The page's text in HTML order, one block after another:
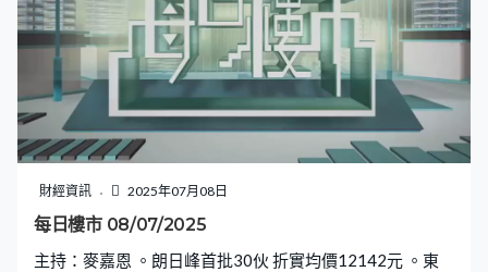
財經資訊 2025年07月08日
每日樓市 08/07/2025
主持：麥嘉恩 。朗日峰首批30伙 折實均價12142元 。東